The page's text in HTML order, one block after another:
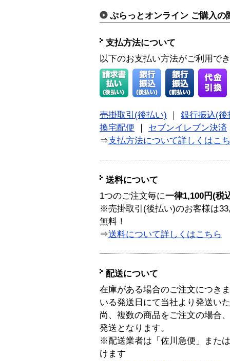
ぷらっとオンライン ご購入の
支払方法について
以下のお支払い方法がご利用で
売掛取引(後払い)
銀行振込(後
換宅配便
セブンイレブン決済
⇒支払方法について詳しくはこ
送料について
1つのご注文毎に一律1,100円(税
※売掛取引(後払い)のお客様は
無料！
⇒送料について詳しくはこちら
配送について
在庫がある場合のご注文につき
いる発送日にて当社より発送い
尚、複数の商品をご注文の場合
発送となります。
※配送業者は「佐川急便」また
けます